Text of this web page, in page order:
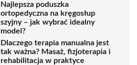
Najlepsza poduszka
ortopedyczna na kręgosłup
szyjny – jak wybrać idealny
model?
Dlaczego terapia manualna jest
tak ważna? Masaż, fizjoterapia i
rehabilitacja w praktyce